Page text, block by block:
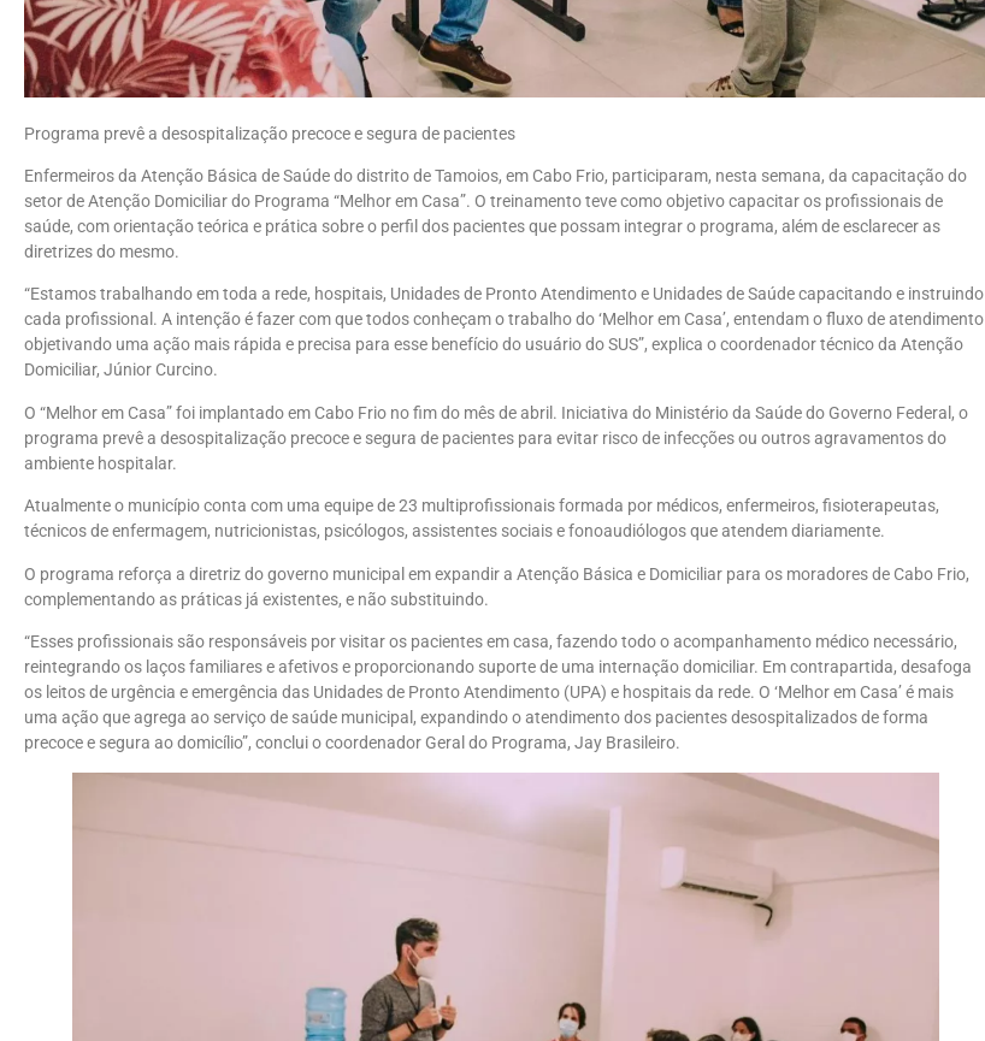
Programa prevê a desospitalização precoce e segura de pacientes
Enfermeiros da Atenção Básica de Saúde do distrito de Tamoios, em Cabo Frio, participaram, nesta semana, da capacitação do
setor de Atenção Domiciliar do Programa “Melhor em Casa”. O treinamento teve como objetivo capacitar os profissionais de
saúde, com orientação teórica e prática sobre o perfil dos pacientes que possam integrar o programa, além de esclarecer as
diretrizes do mesmo.
“Estamos trabalhando em toda a rede, hospitais, Unidades de Pronto Atendimento e Unidades de Saúde capacitando e instruindo
cada profissional. A intenção é fazer com que todos conheçam o trabalho do ‘Melhor em Casa’, entendam o fluxo de atendimento
objetivando uma ação mais rápida e precisa para esse benefício do usuário do SUS”, explica o coordenador técnico da Atenção
Domiciliar, Júnior Curcino.
O “Melhor em Casa” foi implantado em Cabo Frio no fim do mês de abril. Iniciativa do Ministério da Saúde do Governo Federal, o
programa prevê a desospitalização precoce e segura de pacientes para evitar risco de infecções ou outros agravamentos do
ambiente hospitalar.
Atualmente o município conta com uma equipe de 23 multiprofissionais formada por médicos, enfermeiros, fisioterapeutas,
técnicos de enfermagem, nutricionistas, psicólogos, assistentes sociais e fonoaudiólogos que atendem diariamente.
O programa reforça a diretriz do governo municipal em expandir a Atenção Básica e Domiciliar para os moradores de Cabo Frio,
complementando as práticas já existentes, e não substituindo.
“Esses profissionais são responsáveis por visitar os pacientes em casa, fazendo todo o acompanhamento médico necessário,
reintegrando os laços familiares e afetivos e proporcionando suporte de uma internação domiciliar. Em contrapartida, desafoga
os leitos de urgência e emergência das Unidades de Pronto Atendimento (UPA) e hospitais da rede. O ‘Melhor em Casa’ é mais
uma ação que agrega ao serviço de saúde municipal, expandindo o atendimento dos pacientes desospitalizados de forma
precoce e segura ao domicílio”, conclui o coordenador Geral do Programa, Jay Brasileiro.